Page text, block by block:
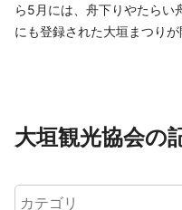
ら5月には、舟下りやたら
にも登録された大垣まつりが
大垣観光協会の